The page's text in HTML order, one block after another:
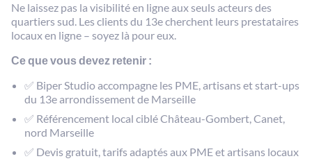
Ne laissez pas la visibilité en ligne aux seuls acteurs des
quartiers sud. Les clients du 13e cherchent leurs prestataires
locaux en ligne – soyez là pour eux.
Ce que vous devez retenir :
✅ Biper Studio accompagne les PME, artisans et start-ups
du 13e arrondissement de Marseille
✅ Référencement local ciblé Château-Gombert, Canet,
nord Marseille
✅ Devis gratuit, tarifs adaptés aux PME et artisans locaux